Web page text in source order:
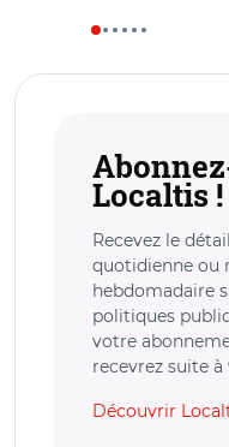
Localtis !
Recevez le
quotidienne ou
hebdomadaire
politiques
votre
recevrez suite
Découvrir